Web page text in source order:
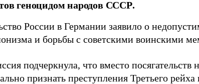
геноцидом народов СССР.
России в Германии заявило о
и борьбы с советскими воинскими
подчеркнула, что вместо
признать преступления Третьего